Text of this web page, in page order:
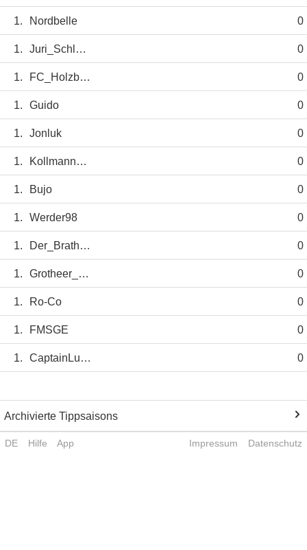
1. Nordbelle 0
1. Juri_Schlünz 0
1. FC_Holzbein 0
1. Guido 0
1. Jonluk 0
1. Kollmann_Martin 0
1. Bujo 0
1. Werder98 0
1. Der_Brathering 0
1. Grotheer_Joshua 0
1. Ro-Co 0
1. FMSGE 0
1. CaptainLumber09 0
Archivierte Tippsaisons
DE Hilfe App Impressum Datenschutz